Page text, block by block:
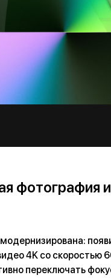
фотография
4K со скоростью
переключать